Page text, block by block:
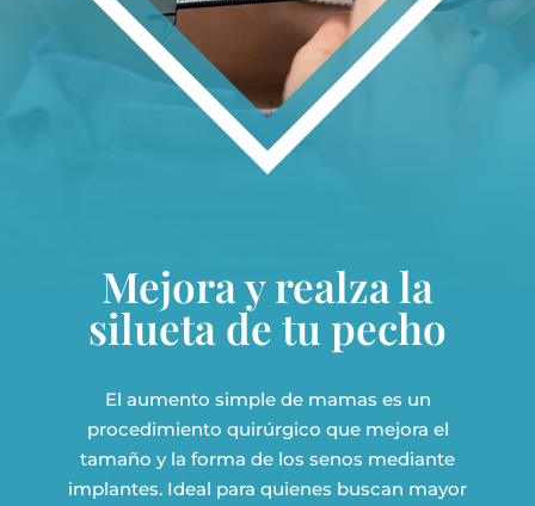
Mejora y realza la
silueta de tu pecho
El aumento simple de mamas es un
procedimiento quirúrgico que mejora el
tamaño y la forma de los senos mediante
implantes. Ideal para quienes buscan mayor